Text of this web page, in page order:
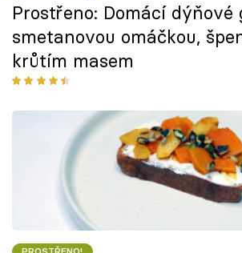
Prostřeno: Domácí dýňové
smetanovou omáčkou,
krůtím masem